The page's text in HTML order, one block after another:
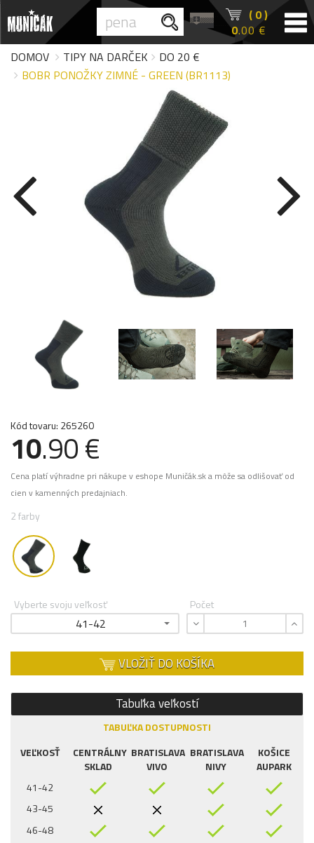
( 0 )
0.00 €
DOMOV
TIPY NA DARČEK
DO 20 €
BOBR PONOŽKY ZIMNÉ - GREEN (BR1113)
Kód tovaru: 265260
10.90 €
Cena platí výhradne pri nákupe v eshope Muničák.sk a môže sa odlišovať od
cien v kamenných predajniach.
2 farby
Vyberte svoju veľkosť
41-42
Počet
VLOŽIŤ DO KOŠÍKA
Tabuľka veľkostí
TABUĽKA DOSTUPNOSTI
VEĽKOSŤ
CENTRÁLNY
SKLAD
BRATISLAVA
VIVO
BRATISLAVA
NIVY
KOŠICE
AUPARK
41-42
43-45
46-48